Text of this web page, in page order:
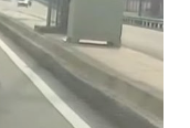
individu cedera
pasti selepas dibawa
kini sedang giat
bagi membantu